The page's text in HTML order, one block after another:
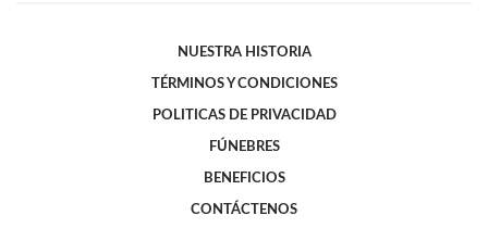
NUESTRA HISTORIA
TÉRMINOS Y CONDICIONES
POLITICAS DE PRIVACIDAD
FÚNEBRES
BENEFICIOS
CONTÁCTENOS